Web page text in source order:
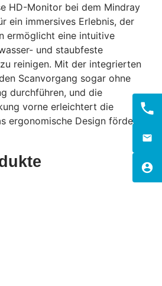
HD-Monitor bei dem Mindray
ein immersives Erlebnis, der
ermöglicht eine intuitive
und staubfeste
reinigen. Mit der integrierten
Scanvorgang sogar ohne
durchführen, und die
vorne erleichtert die
ergonomische Design fördert.